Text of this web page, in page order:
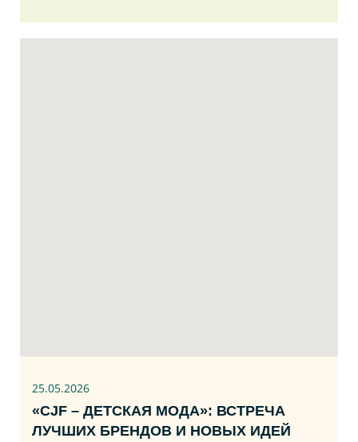
25.05.2026
«CJF – ДЕТСКАЯ МОДА»: ВСТРЕЧА
ЛУЧШИХ БРЕНДОВ И НОВЫХ ИДЕЙ